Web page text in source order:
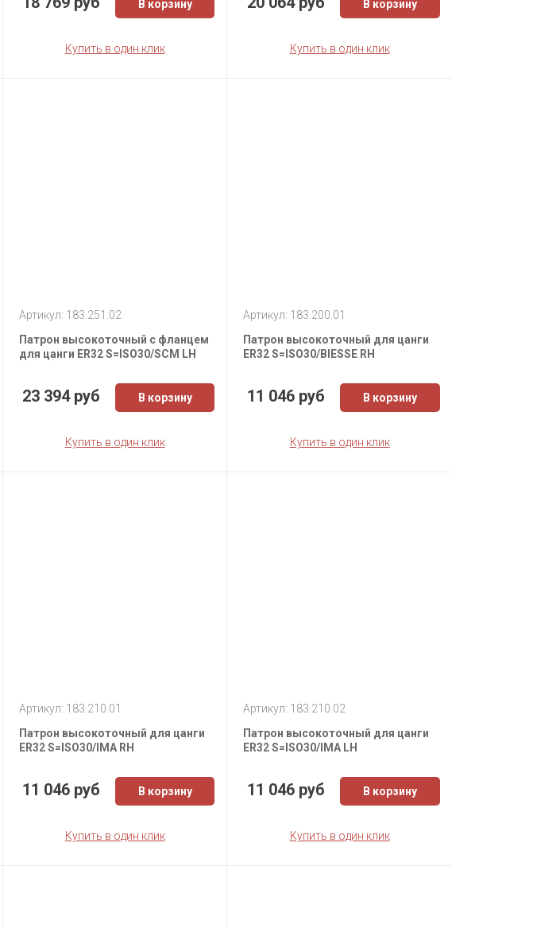
В корзину
Купить в один клик
В корзину
Купить в один клик
Артикул: 183.251.02
Патрон высокоточный с фланцем
для цанги ER32 S=ISO30/SCM LH
23 394 руб В корзину
Купить в один клик
Артикул: 183.200.01
Патрон высокоточный для цанги
ER32 S=ISO30/BIESSE RH
11 046 руб В корзину
Купить в один клик
Артикул: 183.210.01
Патрон высокоточный для цанги
ER32 S=ISO30/IMA RH
11 046 руб В корзину
Купить в один клик
Артикул: 183.210.02
Патрон высокоточный для цанги
ER32 S=ISO30/IMA LH
11 046 руб В корзину
Купить в один клик